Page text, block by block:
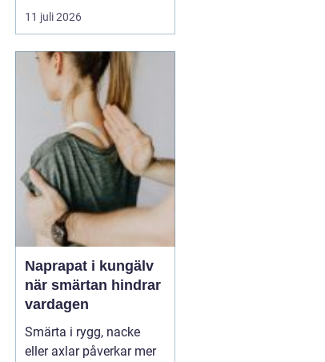
unna sig professionell
fotvård kan vara en
invånarna i Helsingborg
finns möjligheten att
njuta av fotvård som
kombinerar både
behandling och
avkoppling, vilket s...
11 juli 2026
Naprapat i kungälv
när smärtan hindrar
vardagen
Smärta i rygg, nacke
eller axlar påverkar mer